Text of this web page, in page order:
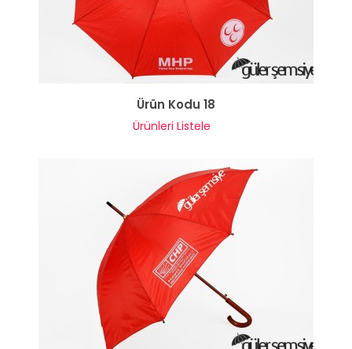
Ürün Kodu 18
Ürünleri Listele